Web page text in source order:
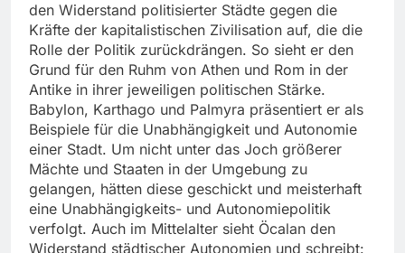
den Widerstand politisierter Städte gegen die
Kräfte der kapitalistischen Zivilisation auf, die die
Rolle der Politik zurückdrängen. So sieht er den
Grund für den Ruhm von Athen und Rom in der
Antike in ihrer jeweiligen politischen Stärke.
Babylon, Karthago und Palmyra präsentiert er als
Beispiele für die Unabhängigkeit und Autonomie
einer Stadt. Um nicht unter das Joch größerer
Mächte und Staaten in der Umgebung zu
gelangen, hätten diese geschickt und meisterhaft
eine Unabhängigkeits- und Autonomiepolitik
verfolgt. Auch im Mittelalter sieht Öcalan den
Widerstand städtischer Autonomien und schreibt: